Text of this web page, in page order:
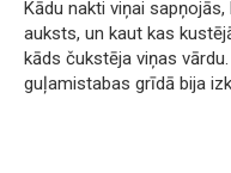
Kādu nakti viņai
auksts, un kaut kas
kāds čukstēja viņas
guļamistabas grīdā bija